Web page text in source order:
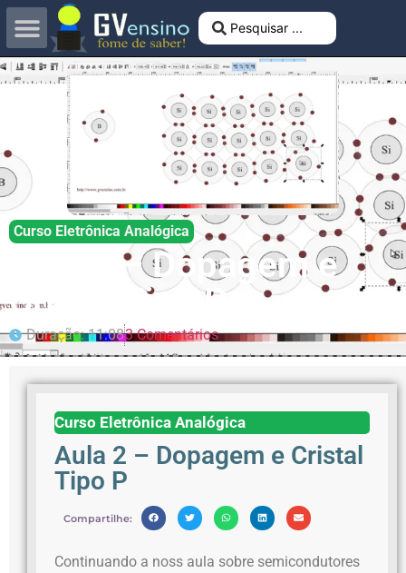
Curso Eletrônica Analógica
Aula 2 – Dopagem e
Cristal Tipo P
Duração: 11:083 Comentários
Curso Eletrônica Analógica
Aula 2 – Dopagem e Cristal
Tipo P
Compartilhe:
Continuando a noss aula sobre semicondutores